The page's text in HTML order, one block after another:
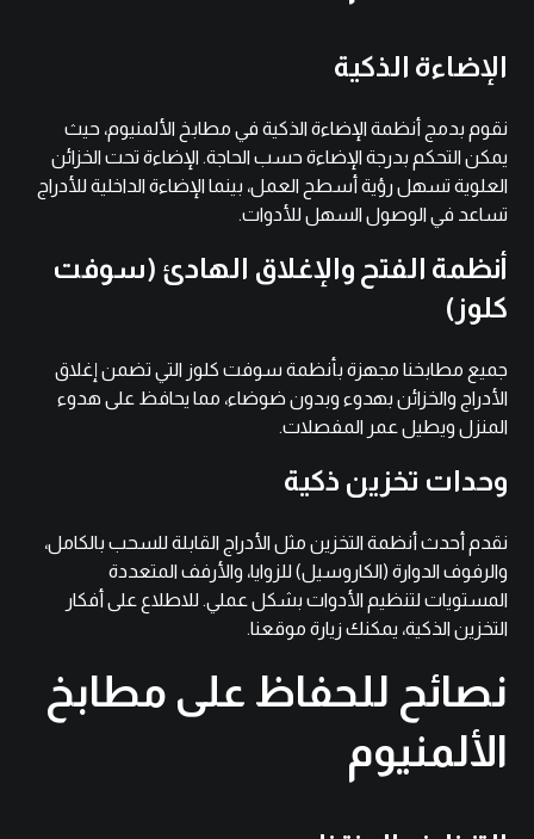
الإضاءة الذكية
نقوم بدمج أنظمة الإضاءة الذكية في مطابخ الألمنيوم، حيث
يمكن التحكم بدرجة الإضاءة حسب الحاجة. الإضاءة تحت الخزائن
العلوية تسهل رؤية أسطح العمل، بينما الإضاءة الداخلية للأدراج
تساعد في الوصول السهل للأدوات.
أنظمة الفتح والإغلاق الهادئ (سوفت
كلوز)
جميع مطابخنا مجهزة بأنظمة سوفت كلوز التي تضمن إغلاق
الأدراج والخزائن بهدوء وبدون ضوضاء، مما يحافظ على هدوء
المنزل ويطيل عمر المفصلات.
وحدات تخزين ذكية
نقدم أحدث أنظمة التخزين مثل الأدراج القابلة للسحب بالكامل،
والرفوف الدوارة (الكاروسيل) للزوايا، والأرفف المتعددة
المستويات لتنظيم الأدوات بشكل عملي. للاطلاع على أفكار
التخزين الذكية، يمكنك زيارة موقعنا.
نصائح للحفاظ على مطابخ
الألمنيوم